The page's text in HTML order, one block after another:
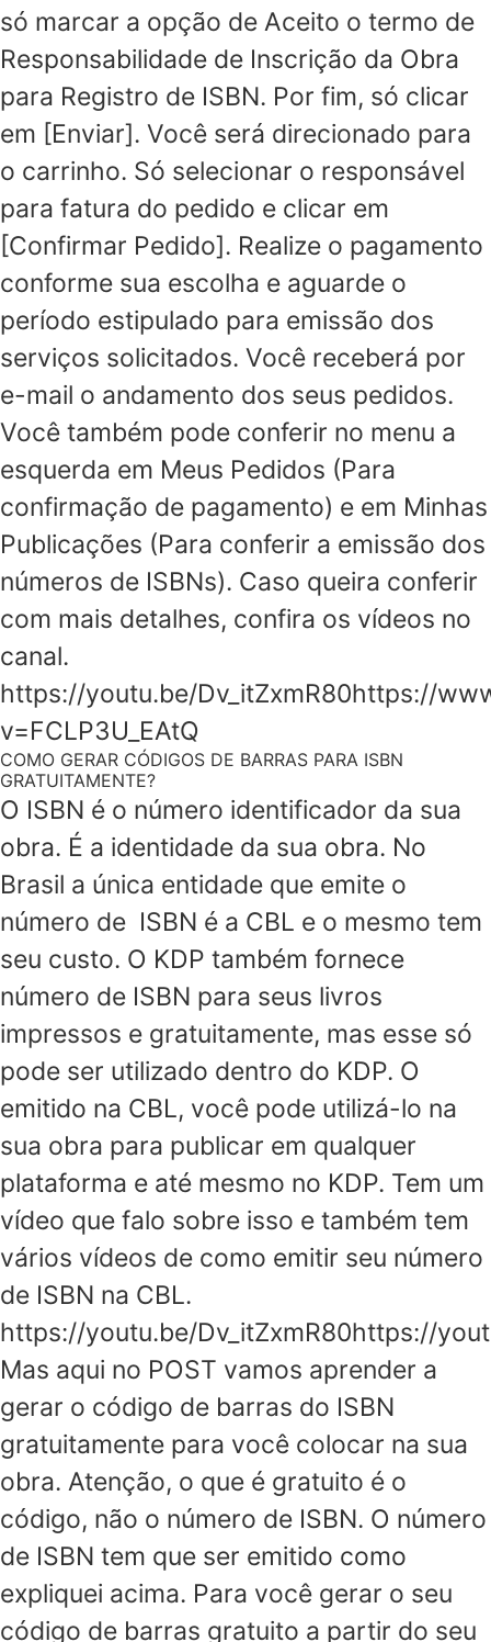
só marcar a opção de Aceito o termo de
Responsabilidade de Inscrição da Obra
para Registro de ISBN. Por fim, só clicar
em [Enviar]. Você será direcionado para
o carrinho. Só selecionar o responsável
para fatura do pedido e clicar em
[Confirmar Pedido]. Realize o pagamento
conforme sua escolha e aguarde o
período estipulado para emissão dos
serviços solicitados. Você receberá por
e-mail o andamento dos seus pedidos.
Você também pode conferir no menu a
esquerda em Meus Pedidos (Para
confirmação de pagamento) e em Minhas
Publicações (Para conferir a emissão dos
números de ISBNs). Caso queira conferir
com mais detalhes, confira os vídeos no
canal.
https://youtu.be/Dv_itZxmR80https://
v=FCLP3U_EAtQ
COMO GERAR CÓDIGOS DE BARRAS PARA ISBN
GRATUITAMENTE?
O ISBN é o número identificador da sua
obra. É a identidade da sua obra. No
Brasil a única entidade que emite o
número de ISBN é a CBL e o mesmo tem
seu custo. O KDP também fornece
número de ISBN para seus livros
impressos e gratuitamente, mas esse só
pode ser utilizado dentro do KDP. O
emitido na CBL, você pode utilizá-lo na
sua obra para publicar em qualquer
plataforma e até mesmo no KDP. Tem um
vídeo que falo sobre isso e também tem
vários vídeos de como emitir seu número
de ISBN na CBL.
https://youtu.be/Dv_itZxmR80https://
Mas aqui no POST vamos aprender a
gerar o código de barras do ISBN
gratuitamente para você colocar na sua
obra. Atenção, o que é gratuito é o
código, não o número de ISBN. O número
de ISBN tem que ser emitido como
expliquei acima. Para você gerar o seu
código de barras gratuito a partir do seu